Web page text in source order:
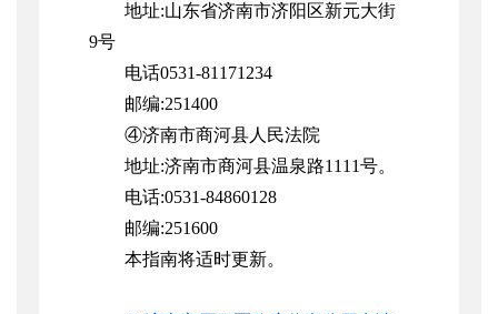
地址:山东省济南市济阳区新元大街
9号
电话0531-81171234
邮编:251400
④济南市商河县人民法院
地址:济南市商河县温泉路1111号。
电话:0531-84860128
邮编:251600
本指南将适时更新。